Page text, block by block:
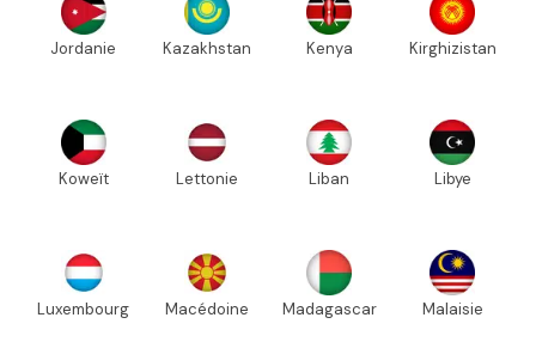
Jordanie Kazakhstan Kenya Kirghizistan
Koweït Lettonie Liban Libye
Luxembourg Macédoine Madagascar Malaisie